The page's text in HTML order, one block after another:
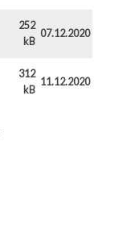
252
kB
07.12.2020
312
kB
11.12.2020